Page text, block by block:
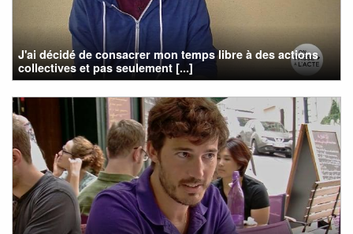
J'ai décidé de consacrer mon temps libre à des actions
collectives et pas seulement [...]